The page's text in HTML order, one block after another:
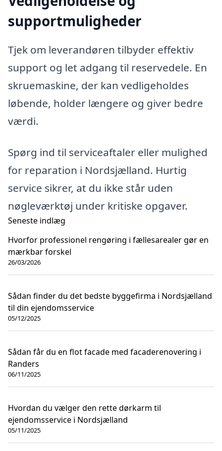
supportmuligheder
Tjek om leverandøren tilbyder effektiv
support og let adgang til reservedele. En
skruemaskine, der kan vedligeholdes
løbende, holder længere og giver bedre
værdi.
Spørg ind til serviceaftaler eller mulighed
for reparation i Nordsjælland. Hurtig
service sikrer, at du ikke står uden
nøgleværktøj under kritiske opgaver.
Seneste indlæg
Hvorfor professionel rengøring i fællesarealer gør en
mærkbar forskel
26/03/2026
Sådan finder du det bedste byggefirma i Nordsjælland
til din ejendomsservice
05/12/2025
Sådan får du en flot facade med facaderenovering i
Randers
06/11/2025
Hvordan du vælger den rette dørkarm til
ejendomsservice i Nordsjælland
05/11/2025